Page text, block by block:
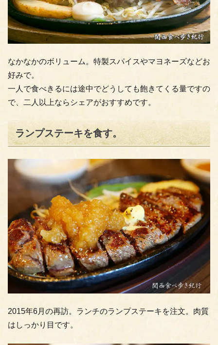
なかなかのボリューム。特製スパイスやマヨネーズなどお
好みで。
一人で食べきるには途中でどうしても飽きてくる量ですの
で、二人以上ならシェアがおすすめです。
ランプステーキを食す。
2015年6月の再訪。ランチのランプステーキを注文。肉質
はしっかり目です。